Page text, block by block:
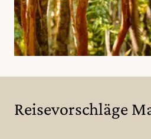
Reisevorschläge